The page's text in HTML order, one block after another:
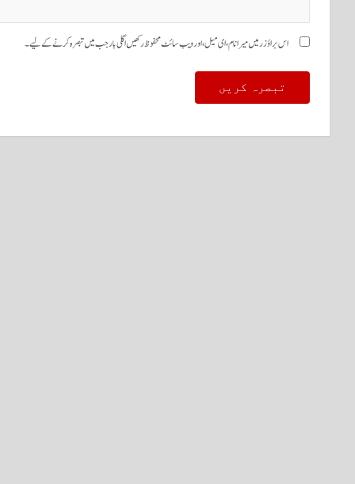
اس براؤزر میں میرا نام، ای میل، اور ویب سائٹ محفوظ رکھیں اگلی بار جب میں تبصرہ کرنے کےلیے۔